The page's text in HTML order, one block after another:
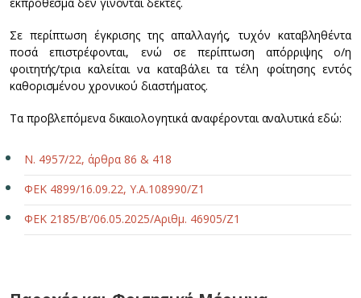
εκπρόθεσμα δεν γίνονται δεκτές.
Σε περίπτωση έγκρισης της απαλλαγής, τυχόν καταβληθέντα
ποσά επιστρέφονται, ενώ σε περίπτωση απόρριψης ο/η
φοιτητής/τρια καλείται να καταβάλει τα τέλη φοίτησης εντός
καθορισμένου χρονικού διαστήματος.
Τα προβλεπόμενα δικαιολογητικά αναφέρονται αναλυτικά εδώ:
Ν. 4957/22, άρθρα 86 & 418
ΦΕΚ 4899/16.09.22, Υ.Α.108990/Ζ1
ΦΕΚ 2185/Β’/06.05.2025/Αριθμ. 46905/Ζ1